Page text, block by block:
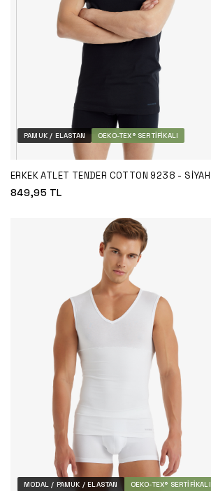
PAMUK / ELASTAN OEKO-TEX® SERTIFIKALI
ERKEK ATLET TENDER COTTON 9238 - SIYAH
849,95TL
MODAL / PAMUK / ELASTAN OEKO-TEX® SERTIFIKALI